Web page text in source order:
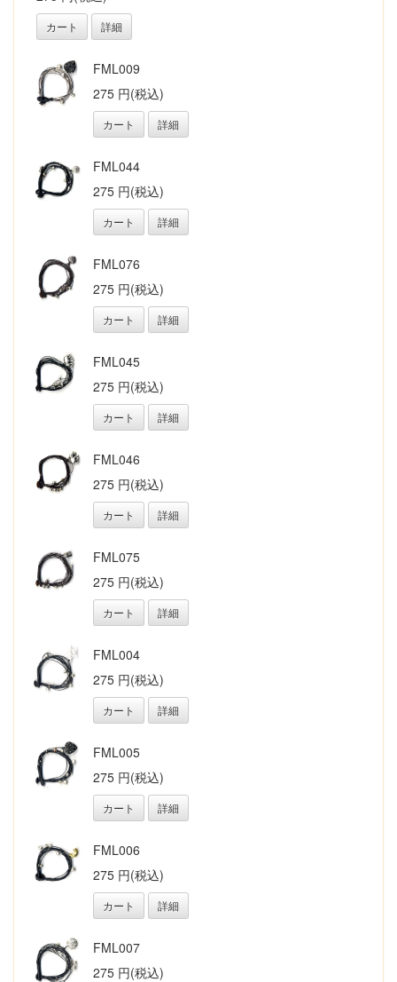
カート 詳細
FML009
275 円(税込)
カート 詳細
FML044
275 円(税込)
カート 詳細
FML076
275 円(税込)
カート 詳細
FML045
275 円(税込)
カート 詳細
FML046
275 円(税込)
カート 詳細
FML075
275 円(税込)
カート 詳細
FML004
275 円(税込)
カート 詳細
FML005
275 円(税込)
カート 詳細
FML006
275 円(税込)
カート 詳細
FML007
275 円(税込)